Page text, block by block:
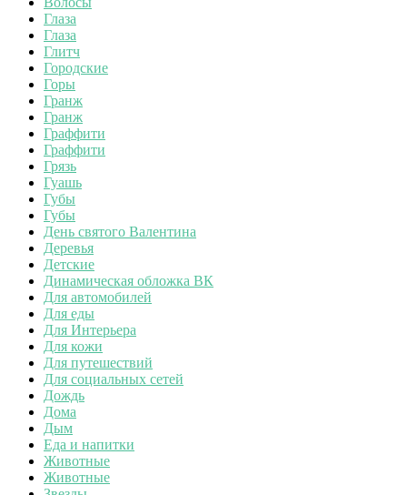
Глаза
Глаза
Глитч
Городские
Горы
Гранж
Гранж
Граффити
Граффити
Грязь
Гуашь
Губы
Губы
День святого Валентина
Деревья
Детские
Динамическая обложка ВК
Для автомобилей
Для еды
Для Интерьера
Для кожи
Для путешествий
Для социальных сетей
Дождь
Дома
Дым
Еда и напитки
Животные
Животные